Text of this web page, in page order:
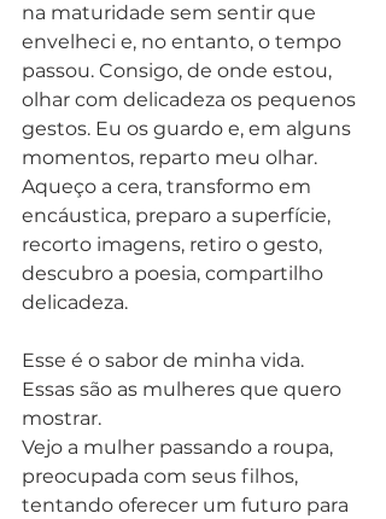
na maturidade sem sentir que
envelheci e, no entanto, o tempo
passou. Consigo, de onde estou,
olhar com delicadeza os pequenos
gestos. Eu os guardo e, em alguns
momentos, reparto meu olhar.
Aqueço a cera, transformo em
encáustica, preparo a superfície,
recorto imagens, retiro o gesto,
descubro a poesia, compartilho
delicadeza.
Esse é o sabor de minha vida.
Essas são as mulheres que quero
mostrar.
Vejo a mulher passando a roupa,
preocupada com seus filhos,
tentando oferecer um futuro para